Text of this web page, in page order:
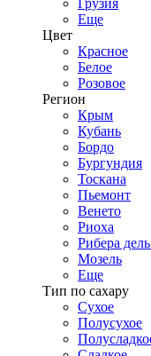
Грузия
Еще
Цвет
Красное
Белое
Розовое
Регион
Крым
Кубань
Бордо
Бургундия
Тоскана
Пьемонт
Венето
Риоха
Рибера
Мозель
Еще
Тип по сахару
Сухое
Полусухое